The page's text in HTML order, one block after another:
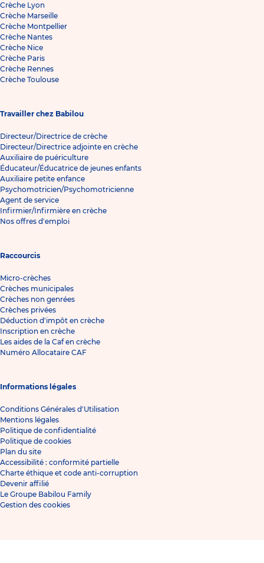
Crèche Lyon
Crèche Marseille
Crèche Montpellier
Crèche Nantes
Crèche Nice
Crèche Paris
Crèche Rennes
Crèche Toulouse
Travailler chez Babilou
Directeur/Directrice de crèche
Directeur/Directrice adjointe en crèche
Auxiliaire de puériculture
Éducateur/Éducatrice de jeunes enfants
Auxiliaire petite enfance
Psychomotricien/Psychomotricienne
Agent de service
Infirmier/Infirmière en crèche
Nos offres d'emploi
Raccourcis
Micro-crèches
Crèches municipales
Crèches non genrées
Crèches privées
Déduction d'impôt en crèche
Inscription en crèche
Les aides de la Caf en crèche
Numéro Allocataire CAF
Informations légales
Conditions Générales d'Utilisation
Mentions légales
Politique de confidentialité
Politique de cookies
Plan du site
Accessibilité : conformité partielle
Charte éthique et code anti-corruption
Devenir affilié
Le Groupe Babilou Family
Gestion des cookies